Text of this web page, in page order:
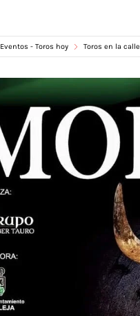
Eventos - Toros hoy Toros en la calle